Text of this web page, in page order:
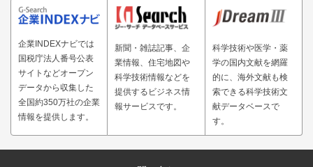
企業INDEXナビでは
国税庁法人番号公表
サイトなどオープン
データから収集した
全国約350万社の企業
情報を提供します。
新聞・雑誌記事、企
業情報、住宅地図や
科学技術情報などを
提供するビジネス情
報サービスです。
科学技術や医学・薬
学の国内文献を網羅
的に、海外文献も検
索できる科学技術文
献データベースで
す。